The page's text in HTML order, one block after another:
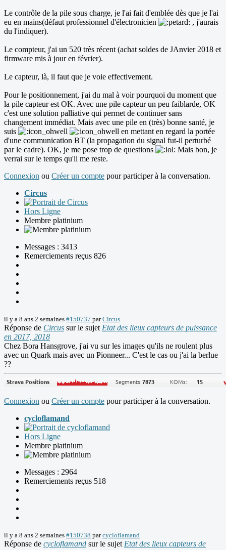
Le contrôle de la pile sous charge, je l'ai fait d'emblée dès que je l'ai
eu en mains(défaut professionnel d'électronicien
, j'aurais
du l'indiquer).
Le compteur, j'ai un 520 très récent (achat soldes de JAnvier 2018 et
firmware mis à jour en février).
Le capteur, là, il faut que je voie effectivement.
Pour le positionnement, j'ai du mal à voir pourquoi du moment que
la pile capteur est OK. Avec une pile capteur un peu faiblarde, OK
c'est une solution palliative qui permet de continuer sans
changement immédiat. Mais avec une pile en (très) bonne santé, je
suis
en mettant en regard la portée
d'une communication BT (la propagation du signal fut-il perturbé
par le cadre). OK, je me pose trop de questions
Mais bon, je
verrai sur le temps qu'il me reste.
Connexion ou Créer un compte pour participer à la conversation.
Circus
Hors Ligne
Membre platinium
Messages : 3413
Remerciements reçus 826
il y a 8 ans 2 semaines #150737 parCircus
Réponse de Circus sur le sujet Etat des lieux capteurs de puissance
en 2017, 2018
Chez Bora Hansgrove, j'ai vu sur les images qu'ils ne roulent plus
avec un Quark mais avec un Pionneer... C'est le cas ou j'ai la berlue
??
Connexion ou Créer un compte pour participer à la conversation.
cycloflamand
Hors Ligne
Membre platinium
Messages : 2964
Remerciements reçus 518
il y a 8 ans 2 semaines #150738 parcycloflamand
Réponse de cycloflamand sur le sujet Etat des lieux capteurs de